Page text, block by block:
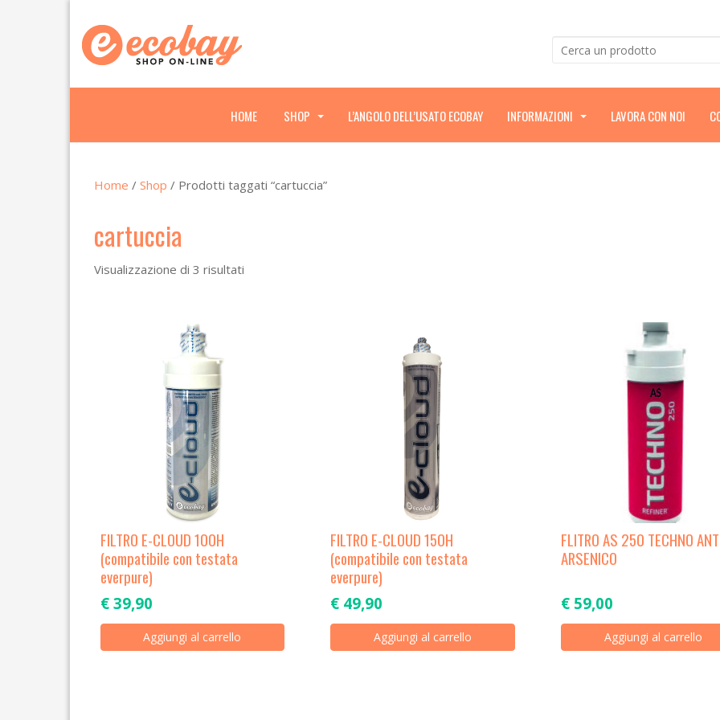
HOME
SHOP
L’ANGOLO DELL’USATO ECOBAY
INFORMAZIONI
LAVORA CON NOI
Home / Shop / Prodotti taggati “cartuccia”
cartuccia
Visualizzazione di 3 risultati
FILTRO E-CLOUD 100H
(compatibile con testata
everpure)
€39,90
Aggiungi al carrello
FILTRO E-CLOUD 150H
(compatibile con testata
everpure)
€ 49,90
Aggiungi al carrello
FLITRO AS 250 TECHNO
ARSENICO
€ 59,00
Aggiungi al carrello